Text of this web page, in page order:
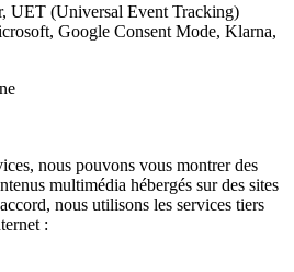
UET (Universal Event Tracking)
Google Consent Mode, Klarna,
nous pouvons vous montrer des
multimédia hébergés sur des sites
nous utilisons les services tiers
: